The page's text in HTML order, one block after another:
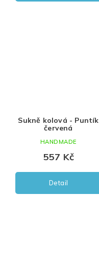
Sukně kolová - Puntík
červená
557 Kč
Detail
HANDMADE